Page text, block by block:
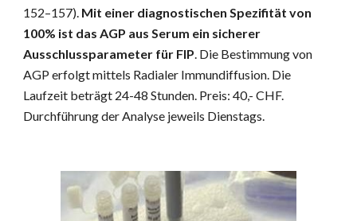
152–157). Mit einer diagnostischen Spezifität von
100% ist das AGP aus Serum ein sicherer
Ausschlussparameter für FIP. Die Bestimmung von
AGP erfolgt mittels Radialer Immundiffusion. Die
Laufzeit beträgt 24-48 Stunden. Preis: 40,- CHF.
Durchführung der Analyse jeweils Dienstags.